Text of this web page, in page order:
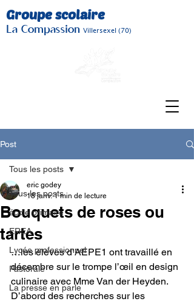
Groupe scolaire
La Compassion Villersexel (70)
Post
Tous les posts
école primaire
EREA
Lycée professionnel
Pastorale
La presse en parle
Tous les posts
Bouquets de roses ou
tartes
eric godey
18 janv. 1 min de lecture
…les élèves d’AEPE1 ont travaillé en
décembre sur le trompe l’œil en design
culinaire avec Mme Van der Heyden.
D’abord des recherches sur les